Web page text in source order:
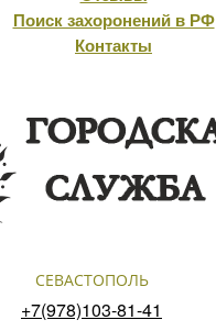
Поиск захоронений в РФ
Контакты
СЕВАСТОПОЛЬ
+7(978)103-81-41